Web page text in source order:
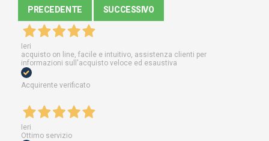
PRECEDENTE SUCCESSIVO
Ieri
acquisto on line, facile e intuitivo, assistenza clienti per
informazioni sull'acquisto veloce ed esaustiva
Acquirente verificato
Ieri
Ottimo servizio